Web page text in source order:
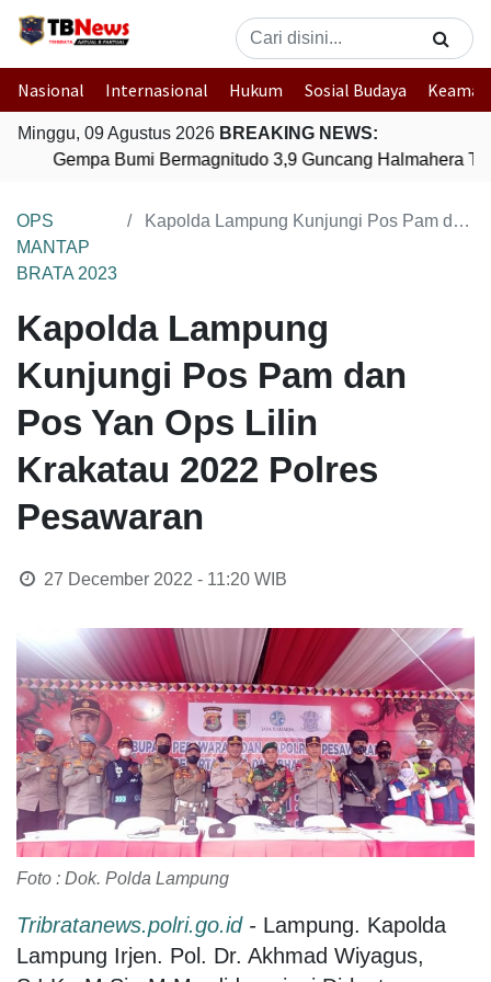
Nasional Internasional Hukum Sosial Budaya
Minggu, 09 Agustus 2026 BREAKING NEWS:
Gempa Bumi Bermagnitudo 3,9 Guncang Halmahera
OPS
MANTAP
BRATA 2023
Kapolda Lampung Kunjungi Pos Pam dan Pos Yan Ops Lilin Krakatau 2022 Polres Pesawaran
Kapolda Lampung
Kunjungi Pos Pam dan
Pos Yan Ops Lilin
Krakatau 2022 Polres
Pesawaran
27 December 2022 - 11:20WIB
Foto : Dok. Polda Lampung
Tribratanews.polri.go.id- Lampung. Kapolda
Lampung Irjen. Pol. Dr. Akhmad Wiyagus,